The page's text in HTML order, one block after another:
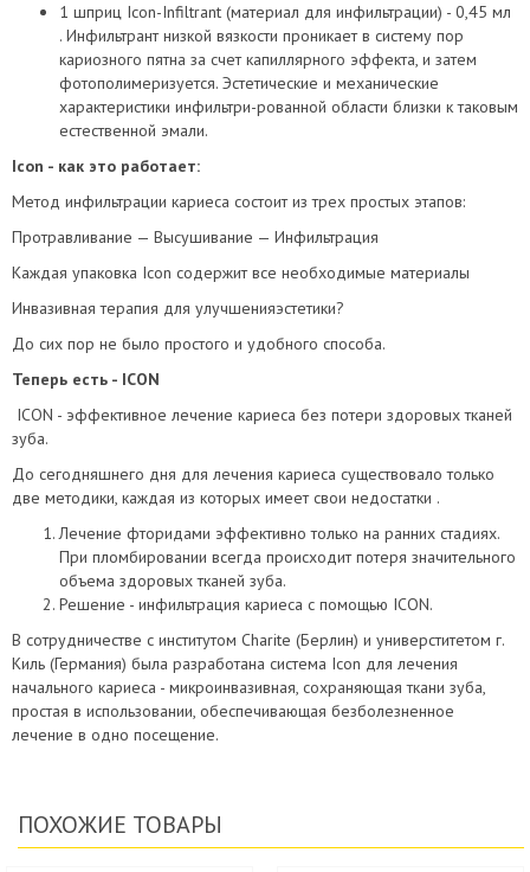
1 шприц Icon-Infiltrant (материал для инфильтрации) - 0,45 мл
. Инфильтрант низкой вязкости проникает в систему пор
кариозного пятна за счет капиллярного эффекта, и затем
фотополимеризуется. Эстетические и механические
характеристики инфильтри-рованной области близки к таковым
естественной эмали.
Icon - как это работает:
Метод инфильтрации кариеса состоит из трех простых этапов:
Протравливание — Высушивание — Инфильтрация
Каждая упаковка Icon содержит все необходимые материалы
Инвазивная терапия для улучшенияэстетики?
До сих пор не было простого и удобного способа.
Теперь есть - ICON
ICON - эффективное лечение кариеса без потери здоровых тканей
зуба.
До сегодняшнего дня для лечения кариеса существовало только
две методики, каждая из которых имеет свои недостатки .
Лечение фторидами эффективно только на ранних стадиях.
При пломбировании всегда происходит потеря значительного
объема здоровых тканей зуба.
Решение - инфильтрация кариеса с помощью ICON.
В сотрудничестве с институтом Charite (Берлин) и универститетом г.
Киль (Германия) была разработана система Icon для лечения
начального кариеса - микроинвазивная, сохраняющая ткани зуба,
простая в использовании, обеспечивающая безболезненное
лечение в одно посещение.
ПОХОЖИЕ ТОВАРЫ